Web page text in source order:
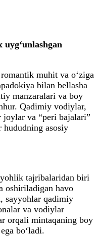
muhit va o‘ziga
bilan bellasha
manzaralari va boy
Qadimiy vodiylar,
joylar va “peri bajalari”
asosiy
tajribalaridan biri
oshiriladigan havo
sayyohlar qadimiy
va vodiylar
orqali mintaqaning boy
bo‘ladi.